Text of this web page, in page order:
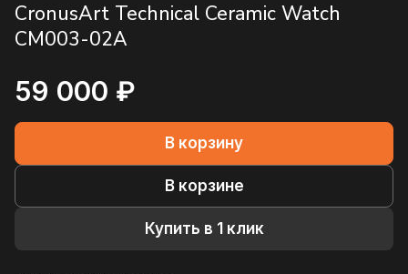
CronusArt Technical Ceramic Watch
CM003-02A
59 000 ₽
В корзину
В корзине
Купить в 1 клик